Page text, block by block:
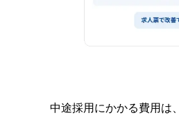
中途採用にかかる費用は